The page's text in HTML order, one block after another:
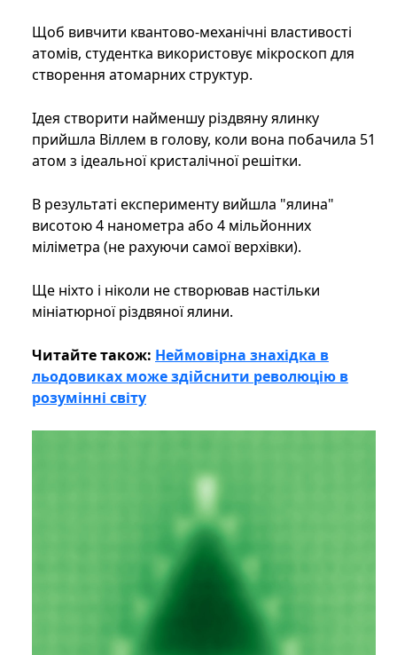
Щоб вивчити квантово-механічні властивості
атомів, студентка використовує мікроскоп для
створення атомарних структур.
Ідея створити найменшу різдвяну ялинку
прийшла Віллем в голову, коли вона побачила 51
атом з ідеальної кристалічної решітки.
В результаті експерименту вийшла "ялина"
висотою 4 нанометра або 4 мільйонних
міліметра (не рахуючи самої верхівки).
Ще ніхто і ніколи не створював настільки
мініатюрної різдвяної ялини.
Читайте також: Неймовірна знахідка в
льодовиках може здійснити революцію в
розумінні світу